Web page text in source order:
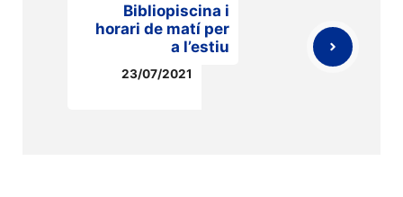
Bibliopiscina i
horari de matí per
a l’estiu
23/07/2021